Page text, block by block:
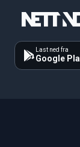
Last ned fra
Google